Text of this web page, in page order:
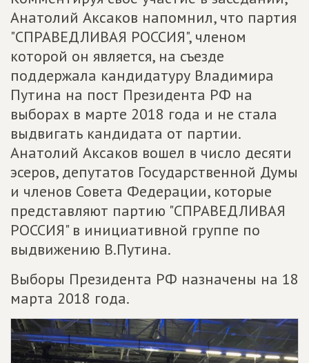
Анатолий Аксаков напомнил, что партия
"СПРАВЕДЛИВАЯ РОССИЯ", членом
которой он является, на съезде
поддержала кандидатуру Владимира
Путина на пост Президента РФ на
выборах в марте 2018 года и не стала
выдвигать кандидата от партии.
Анатолий Аксаков вошел в число десяти
эсеров, депутатов Государственной Думы
и членов Совета Федерации, которые
представляют партию "СПРАВЕДЛИВАЯ
РОССИЯ" в инициативной группе по
выдвижению В.Путина.
Выборы Президента РФ назначены на 18
марта 2018 года.